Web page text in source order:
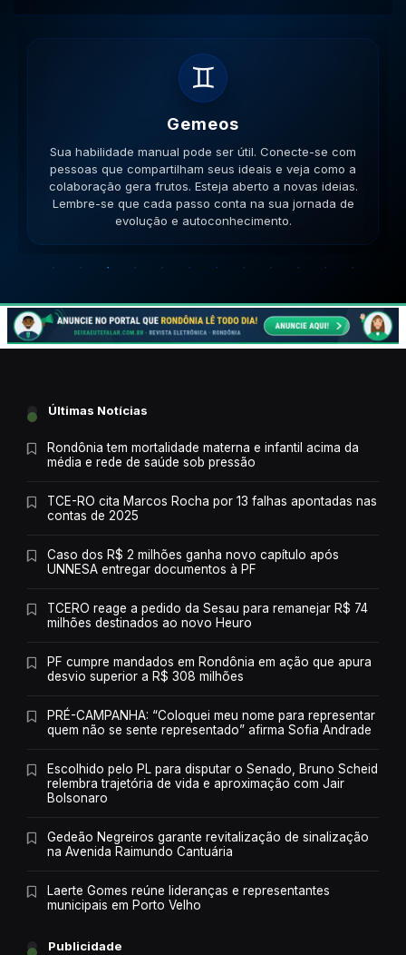
♋
Cancer
Sua habilidade de cuidar é profissão e dom. Siga sua
intuição, ela é um guia poderoso para proteger seus
sentimentos e de quem ama. Proteja suas emoções e
seu lar. Lembre-se que cada passo conta na sua
jornada de evolução e autoconhecimento.
Últimas Notícias
Rondônia tem mortalidade materna e infantil acima da
média e rede de saúde sob pressão
TCE-RO cita Marcos Rocha por 13 falhas apontadas nas
contas de 2025
Caso dos R$ 2 milhões ganha novo capítulo após
UNNESA entregar documentos à PF
TCERO reage a pedido da Sesau para remanejar R$ 74
milhões destinados ao novo Heuro
PF cumpre mandados em Rondônia em ação que apura
desvio superior a R$ 308 milhões
PRÉ-CAMPANHA: “Coloquei meu nome para representar
quem não se sente representado” afirma Sofia Andrade
Escolhido pelo PL para disputar o Senado, Bruno Scheid
relembra trajetória de vida e aproximação com Jair
Bolsonaro
Gedeão Negreiros garante revitalização de sinalização
na Avenida Raimundo Cantuária
Laerte Gomes reúne lideranças e representantes
municipais em Porto Velho
Publicidade